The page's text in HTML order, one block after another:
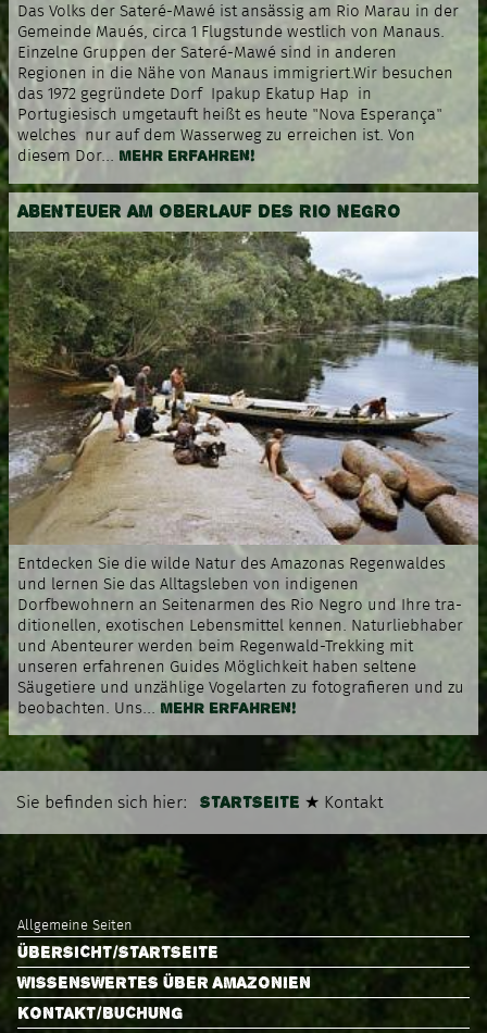
Das Volks der Sateré-Mawé ist ansässig am Rio Marau in der
Gemeinde Maués, circa 1 Flugstunde westlich von Manaus.
Einzelne Gruppen der Sateré-Mawé sind in anderen
Regionen in die Nähe von Manaus immigriert.Wir besuchen
das 1972 gegründete Dorf Ipakup Ekatup Hap in
Portugiesisch umgetauft heißt es heute "Nova Esperança"
welches nur auf dem Wasserweg zu erreichen ist. Von
diesem Dor... MEHR ERFAHREN!
ABENTEUER AM OBERLAUF DES RIO NEGRO
Entdecken Sie die wilde Natur des Amazonas Regenwaldes
und lernen Sie das Alltagsleben von indigenen
Dorfbewohnern an Seitenarmen des Rio Negro und Ihre tra­
dition­ellen, exotischen Lebensmittel kennen. Naturliebhaber
und Abenteurer werden beim Regenwald-Trekking mit
unseren erfahrenen Guides Möglichkeit haben seltene
Säugetiere und unzählige Vogelarten zu fotografieren und zu
beobachten. Uns... MEHR ERFAHREN!
Sie befinden sich hier:STARTSEITE ★ Kontakt
Allgemeine Seiten
ÜBERSICHT/STARTSEITE
WISSENSWERTES ÜBER AMAZONIEN
KONTAKT/BUCHUNG